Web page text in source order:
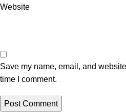
Website
Save my name, email, and
time I comment.